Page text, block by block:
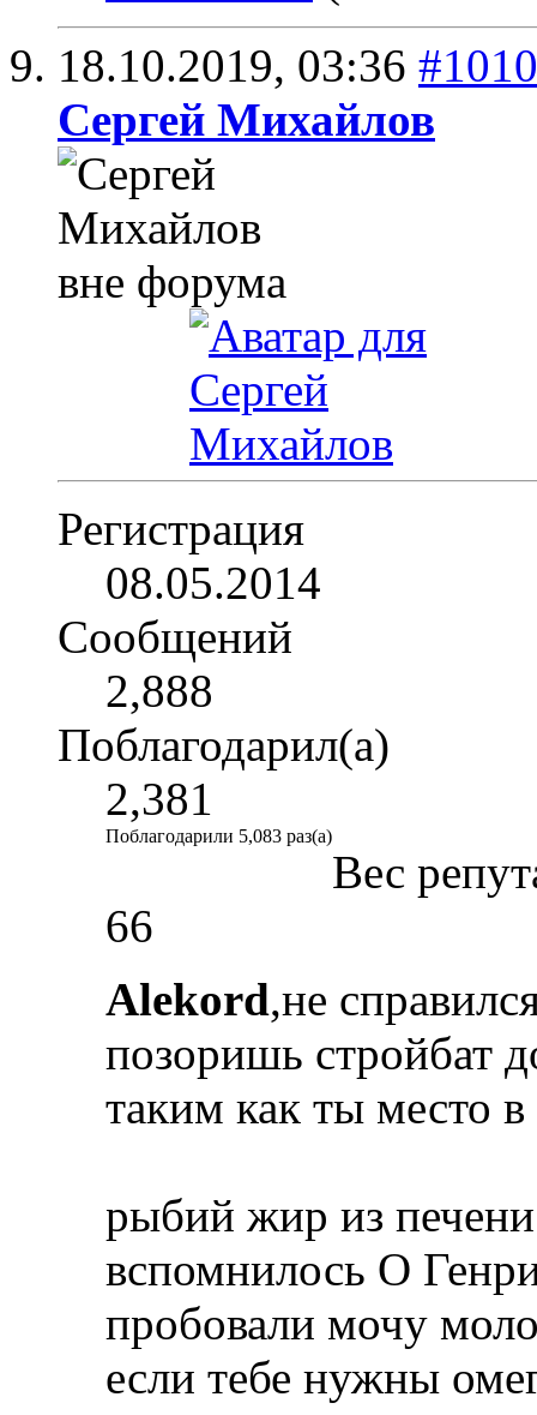
18.10.2019, 03:36
Сергей Михайлов
Регистрация
08.05.2014
Сообщений
2,888
Поблагодарил(а)
2,381
Поблагодарили 5,083 раз(а)
Вес
66
Alekord,не
позоришь стройбат
таким как ты место в
рыбий жир из печени
вспомнилось О
пробовали мочу
если тебе нужны